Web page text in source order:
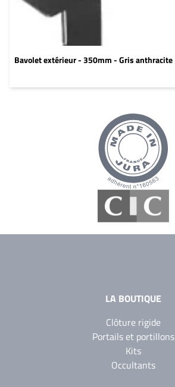
Bavolet extérieur - 350mm - Gris anthracite
LA BOUTIQUE
Clôture rigide
Portails et portillons
Kits
Occultants